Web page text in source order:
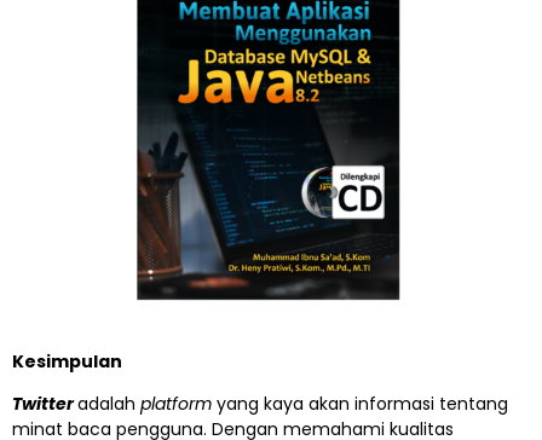
Kesimpulan
Twitteradalah platform yang kaya akan informasi tentang
minat baca pengguna. Dengan memahami kualitas